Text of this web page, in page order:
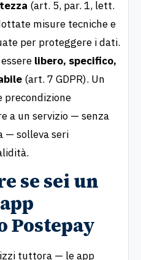
(art. 5, par. 1, lett.
misure tecniche e
per proteggere i dati.
libero, specifico,
(art. 7 GDPR). Un
precondizione
a un servizio — senza
— solleva seri
se sei un
Postepay
tuttora — le app